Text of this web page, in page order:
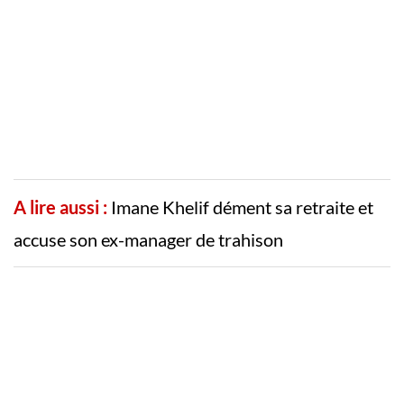
A lire aussi : Imane Khelif dément sa retraite et
accuse son ex-manager de trahison